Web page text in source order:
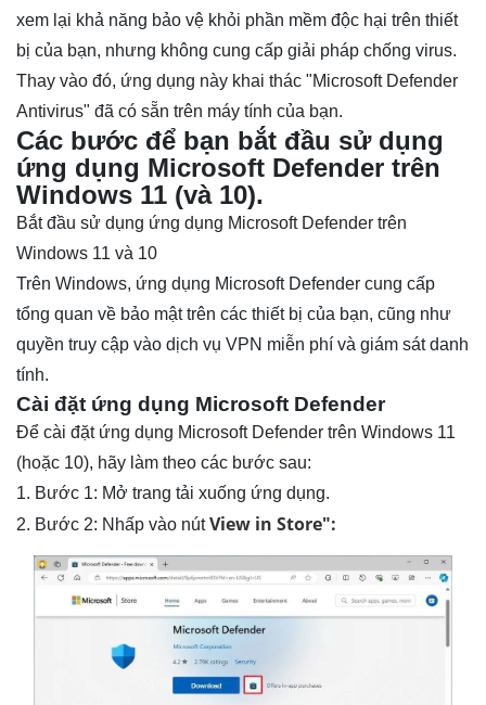
xem lại khả năng bảo vệ khỏi phần mềm độc hại trên thiết
bị của bạn, nhưng không cung cấp giải pháp chống virus.
Thay vào đó, ứng dụng này khai thác "Microsoft Defender
Antivirus" đã có sẵn trên máy tính của bạn.
Các bước để bạn bắt đầu sử dụng
ứng dụng Microsoft Defender trên
Windows 11 (và 10).
Bắt đầu sử dụng ứng dụng Microsoft Defender trên
Windows 11 và 10
Trên Windows, ứng dụng Microsoft Defender cung cấp
tổng quan về bảo mật trên các thiết bị của bạn, cũng như
quyền truy cập vào dịch vụ VPN miễn phí và giám sát danh
tính.
Cài đặt ứng dụng Microsoft Defender
Để cài đặt ứng dụng Microsoft Defender trên Windows 11
(hoặc 10), hãy làm theo các bước sau:
1. Bước 1: Mở trang tải xuống ứng dụng.
2. Bước 2: Nhấp vào nútView in Store":